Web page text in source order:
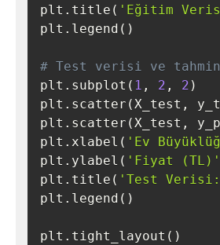
plt . title ( 'Eğitim
plt . legend ( )
# Test verisi ve
plt . subplot ( 1 , 2 , 2 )
plt . scatter (X_test ,
plt . scatter (X_test ,
plt . xlabel ( 'Ev
plt . ylabel ( 'Fiyat (TL)'
plt . title ( 'Test Verisi:
plt . legend ( )
plt . tight_layout ( )